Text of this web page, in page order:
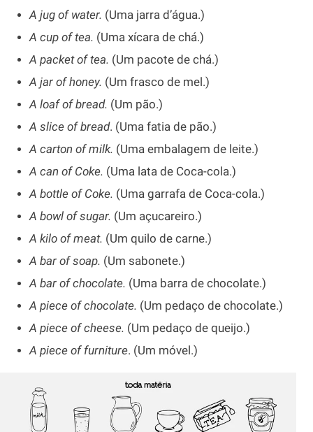
A jug of water. (Uma jarra d’água.)
A cup of tea. (Uma xícara de chá.)
A packet of tea. (Um pacote de chá.)
A jar of honey. (Um frasco de mel.)
A loaf of bread. (Um pão.)
A slice of bread. (Uma fatia de pão.)
A carton of milk. (Uma embalagem de leite.)
A can of Coke. (Uma lata de Coca-cola.)
A bottle of Coke. (Uma garrafa de Coca-cola.)
A bowl of sugar. (Um açucareiro.)
A kilo of meat. (Um quilo de carne.)
A bar of soap. (Um sabonete.)
A bar of chocolate. (Uma barra de chocolate.)
A piece of chocolate. (Um pedaço de chocolate.)
A piece of cheese. (Um pedaço de queijo.)
A piece of furniture. (Um móvel.)